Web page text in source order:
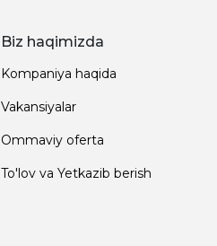
Biz haqimizda
Kompaniya haqida
Vakansiyalar
Ommaviy oferta
To'lov va Yetkazib berish